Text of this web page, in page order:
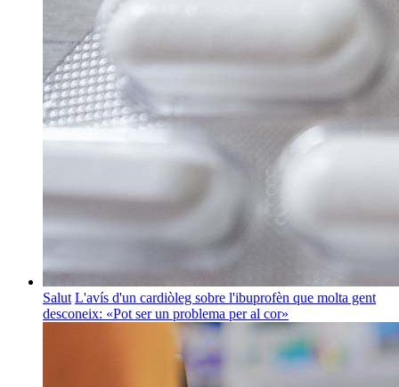
Salut L'avís d'un cardiòleg sobre l'ibuprofèn que molta gent
desconeix: «Pot ser un problema per al cor»